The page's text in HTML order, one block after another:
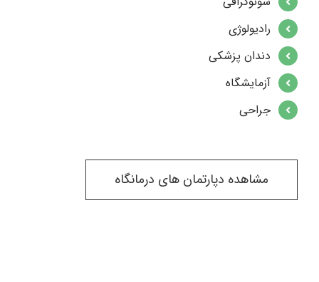
رادیولوژی
دندان پزشکی
آزمایشگاه
جراحی
مشاهده دپارتمان های درمانگاه